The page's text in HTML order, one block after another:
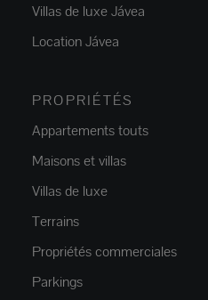
Villas de luxe Jávea
Location Jávea
PROPRIÉTÉS
Appartements touts
Maisons et villas
Villas de luxe
Terrains
Propriétés commerciales
Parkings